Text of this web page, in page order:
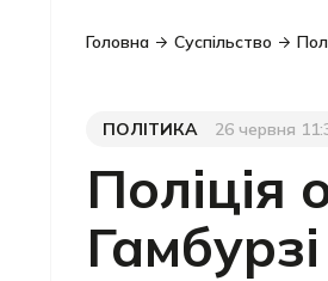
Головна Суспільство
Категорія
ПОЛІТИКА
Дата публікації
26 червня
Поліція